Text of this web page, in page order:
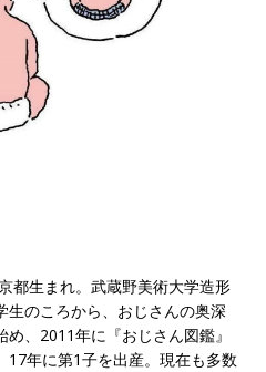
都生まれ。武蔵野美術大学造形
生のころから、おじさんの奥深
、2011年に『おじさん図鑑』
17年に第1子を出産。現在も多数